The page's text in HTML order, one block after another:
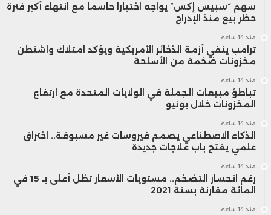
سهم “سبيس إكس” يواجه اختباراً حاسماً مع انتهاء أكبر فترة
حظر بيع منذ الإدراج
منذ 14 ساعة
ترامب ينفي أزمة الذخائر الأمريكية ويؤكد امتلاك واشنطن
مخزونات ضخمة من الأسلحة
منذ 14 ساعة
تباطؤ مبيعات الجملة في الولايات المتحدة مع ارتفاع
المخزونات خلال يونيو
منذ 14 ساعة
الذكاء الاصطناعي يصمم فيروسات غير مسبوقة.. اختراق
علمي يفتح باب علاجات جديدة
منذ 14 ساعة
رغم انحسار التضخم.. مستويات الأسعار تظل أعلى بـ 15 في
المائة مقارنة بسنة 2021
منذ 14 ساعة